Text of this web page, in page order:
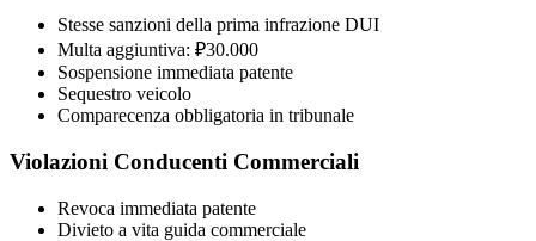
Stesse sanzioni della prima infrazione DUI
Multa aggiuntiva: ₽30.000
Sospensione immediata patente
Sequestro veicolo
Comparecenza obbligatoria in tribunale
Violazioni Conducenti Commerciali
Revoca immediata patente
Divieto a vita guida commerciale